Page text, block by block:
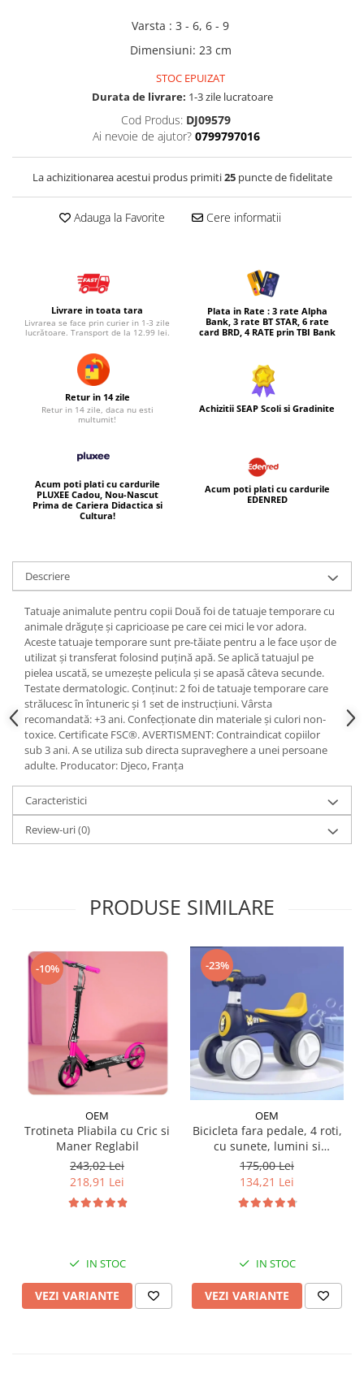
Pictura, modelaj si accesorii
Tarcuri si corturi
Tarc joaca bebe
Corturi copii
Varsta : 3 - 6, 6 - 9
Dimensiuni: 23 cm
STOC EPUIZAT
Durata de livrare: 1-3 zile lucratoare
Cod Produs: DJ09579
Ai nevoie de ajutor? 0799797016
La achizitionarea acestui produs primiti25puncte de fidelitate
Adauga la Favorite Cere informatii
Livrare in toata tara
Livrarea se face prin curier in 1-3 zile
lucrătoare. Transport de la 12.99 lei.
Plata in Rate : 3 rate Alpha
Bank, 3 rate BT STAR, 6 rate
card BRD, 4 RATE prin TBI Bank
Retur in 14 zile
Retur in 14 zile, daca nu esti
multumit!
Achizitii SEAP Scoli si Gradinite
Acum poti plati cu cardurile
PLUXEE Cadou, Nou-Nascut
Prima de Cariera Didactica si
Cultura!
Acum poti plati cu cardurile
EDENRED
Descriere
Tatuaje animalute pentru copii Două foi de tatuaje temporare cu
animale drăguțe și capricioase pe care cei mici le vor adora.
Aceste tatuaje temporare sunt pre-tăiate pentru a le face ușor de
utilizat și transferat folosind puțină apă. Se aplică tatuajul pe
pielea uscată, se umezește pelicula și se apasă câteva secunde.
Testate dermatologic. Conținut: 2 foi de tatuaje temporare care
strălucesc în întuneric și 1 set de instrucțiuni. Vârsta
recomandată: +3 ani. Confecționate din materiale și culori non-
toxice. Certificate FSC®. AVERTISMENT: Contraindicat copiilor
sub 3 ani. A se utiliza sub directa supraveghere a unei persoane
adulte. Producator: Djeco, Franța
Caracteristici
Review-uri(0)
PRODUSE SIMILARE
-10%
OEM
Trotineta Pliabila cu Cric si
Maner Reglabil
243,02 Lei
218,91 Lei
IN STOC
VEZI VARIANTE
-23%
OEM
Bicicleta fara pedale, 4 roti,
cu sunete, lumini si
baloane de sapun
175,00 Lei
134,21 Lei
IN STOC
VEZI VARIANTE